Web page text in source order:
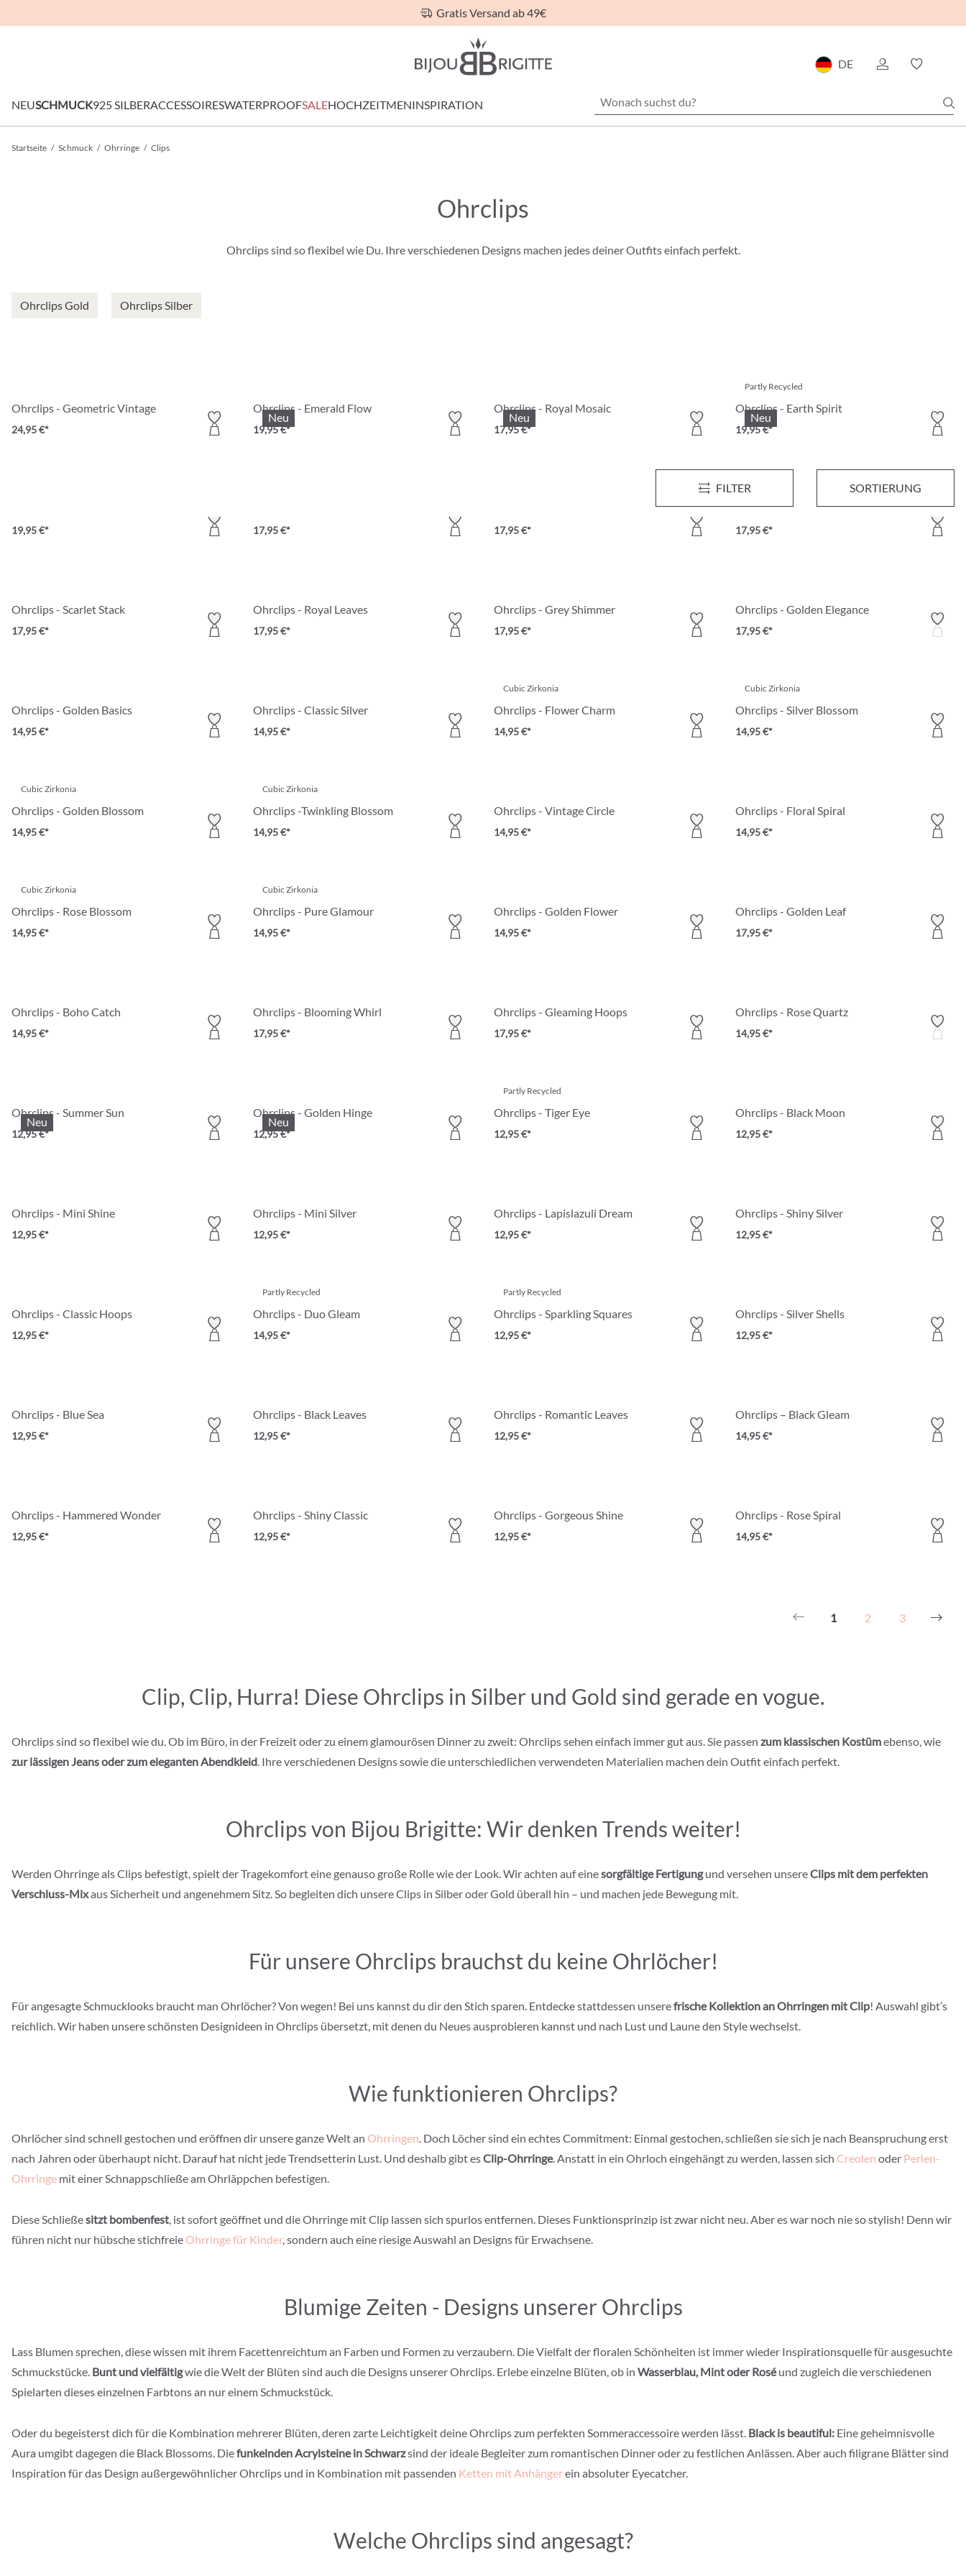
Gratis Versand ab 49€
DE
NEUSCHMUCK925 SILBERACCESSOIRESWATERPROOFSALEHOCHZEITMENINSPIRATION
Startseite / Schmuck / Ohrringe / Clips
Ohrclips
Ohrclips sind so flexibel wie Du. Ihre verschiedenen Designs machen jedes deiner Outfits einfach perfekt.
Ohrclips Gold Ohrclips Silber
FILTER SORTIERUNG
Ohrclips - Geometric Vintage
24,95 €*
Neu
Ohrclips - Emerald Flow
19,95 €*
Neu
Ohrclips - Royal Mosaic
17,95 €*
Neu
Partly Recycled
Ohrclips - Earth Spirit
19,95 €*
19,95 €* 17,95 €* 17,95 €*
Ohrclips - Gem Teardrops
17,95 €*
Ohrclips - Scarlet Stack
17,95 €*
Ohrclips - Royal Leaves
17,95 €*
Ohrclips - Grey Shimmer
17,95 €*
Ohrclips - Golden Elegance
17,95 €*
Ohrclips - Golden Basics
14,95 €*
Ohrclips - Classic Silver
14,95 €*
Cubic Zirkonia
Ohrclips - Flower Charm
14,95 €*
Cubic Zirkonia
Ohrclips - Silver Blossom
14,95 €*
Cubic Zirkonia
Ohrclips - Golden Blossom
14,95 €*
Cubic Zirkonia
Ohrclips -Twinkling Blossom
14,95 €*
Ohrclips - Vintage Circle
14,95 €*
Ohrclips - Floral Spiral
14,95 €*
Cubic Zirkonia
Ohrclips - Rose Blossom
14,95 €*
Cubic Zirkonia
Ohrclips - Pure Glamour
14,95 €*
Ohrclips - Golden Flower
14,95 €*
Ohrclips - Golden Leaf
17,95 €*
Ohrclips - Boho Catch
14,95 €*
Ohrclips - Blooming Whirl
17,95 €*
Ohrclips - Gleaming Hoops
17,95 €*
Ohrclips - Rose Quartz
14,95 €*
Neu
Ohrclips - Summer Sun
12,95 €*
Neu
Ohrclips - Golden Hinge
12,95 €*
Partly Recycled
Ohrclips - Tiger Eye
12,95 €*
Ohrclips - Black Moon
12,95 €*
Ohrclips - Mini Shine
12,95 €*
Ohrclips - Mini Silver
12,95 €*
Ohrclips - Lapislazuli Dream
12,95 €*
Ohrclips - Shiny Silver
12,95 €*
Ohrclips - Classic Hoops
12,95 €*
Partly Recycled
Ohrclips - Duo Gleam
14,95 €*
Partly Recycled
Ohrclips - Sparkling Squares
12,95 €*
Ohrclips - Silver Shells
12,95 €*
Ohrclips - Blue Sea
12,95 €*
Ohrclips - Black Leaves
12,95 €*
Ohrclips - Romantic Leaves
12,95 €*
Ohrclips – Black Gleam
14,95 €*
Ohrclips - Hammered Wonder
12,95 €*
Ohrclips - Shiny Classic
12,95 €*
Ohrclips - Gorgeous Shine
12,95 €*
Ohrclips - Rose Spiral
14,95 €*
1 2 3
Clip, Clip, Hurra! Diese Ohrclips in Silber und Gold sind gerade en vogue.
Ohrclips sind so flexibel wie du. Ob im Büro, in der Freizeit oder zu einem glamourösen Dinner zu zweit: Ohrclips sehen einfach immer gut aus. Sie passen zum klassischen Kostümebenso, wie
zur lässigen Jeans oder zum eleganten Abendkleid. Ihre verschiedenen Designs sowie die unterschiedlichen verwendeten Materialien machen dein Outfit einfach perfekt.
Ohrclips von Bijou Brigitte: Wir denken Trends weiter!
Werden Ohrringe als Clips befestigt, spielt der Tragekomfort eine genauso große Rolle wie der Look. Wir achten auf einesorgfältige Fertigungund versehen unsereClips mit dem perfekten
Verschluss-Mixaus Sicherheit und angenehmem Sitz. So begleiten dich unsere Clips in Silber oder Gold überall hin – und machen jede Bewegung mit.
Für unsere Ohrclips brauchst du keine Ohrlöcher!
Für angesagte Schmucklooks braucht man Ohrlöcher? Von wegen! Bei uns kannst du dir den Stich sparen. Entdecke stattdessen unserefrische Kollektion an Ohrringen mit Clip! Auswahl gibt’s
reichlich. Wir haben unsere schönsten Designideen in Ohrclips übersetzt, mit denen du Neues ausprobieren kannst und nach Lust und Laune den Style wechselst.
Wie funktionieren Ohrclips?
Ohrlöcher sind schnell gestochen und eröffnen dir unsere ganze Welt an Ohrringen. Doch Löcher sind ein echtes Commitment: Einmal gestochen, schließen sie sich je nach Beanspruchung erst
nach Jahren oder überhaupt nicht. Darauf hat nicht jede Trendsetterin Lust. Und deshalb gibt esClip-Ohrringe. Anstatt in ein Ohrloch eingehängt zu werden, lassen sich Creolen oder Perlen-
Ohrringe mit einer Schnappschließe am Ohrläppchen befestigen.
Diese Schließesitzt bombenfest, ist sofort geöffnet und die Ohrringe mit Clip lassen sich spurlos entfernen. Dieses Funktionsprinzip ist zwar nicht neu. Aber es war noch nie so stylish! Denn wir
führen nicht nur hübsche stichfreie Ohrringe für Kinder, sondern auch eine riesige Auswahl an Designs für Erwachsene.
Blumige Zeiten - Designs unserer Ohrclips
Lass Blumen sprechen, diese wissen mit ihrem Facettenreichtum an Farben und Formen zu verzaubern. Die Vielfalt der floralen Schönheiten ist immer wieder Inspirationsquelle für ausgesuchte
Schmuckstücke. Bunt und vielfältigwie die Welt der Blüten sind auch die Designs unserer Ohrclips. Erlebe einzelne Blüten, ob in Wasserblau, Mint oder Roséund zugleich die verschiedenen
Spielarten dieses einzelnen Farbtons an nur einem Schmuckstück.
Oder du begeisterst dich für die Kombination mehrerer Blüten, deren zarte Leichtigkeit deine Ohrclips zum perfekten Sommeraccessoire werden lässt. Black is beautiful: Eine geheimnisvolle
Aura umgibt dagegen die Black Blossoms. Diefunkelnden Acrylsteine in Schwarzsind der ideale Begleiter zum romantischen Dinner oder zu festlichen Anlässen. Aber auch filigrane Blätter sind
Inspiration für das Design außergewöhnlicher Ohrclips und in Kombination mit passenden Ketten mit Anhängerein absoluter Eyecatcher.
Welche Ohrclips sind angesagt?